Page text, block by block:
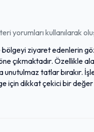
yorumları kullanılarak
ziyaret edenlerin
çıkmaktadır. Özellikle
tatlar bırakır.
için dikkat çekici bir
büyük önem verildiği